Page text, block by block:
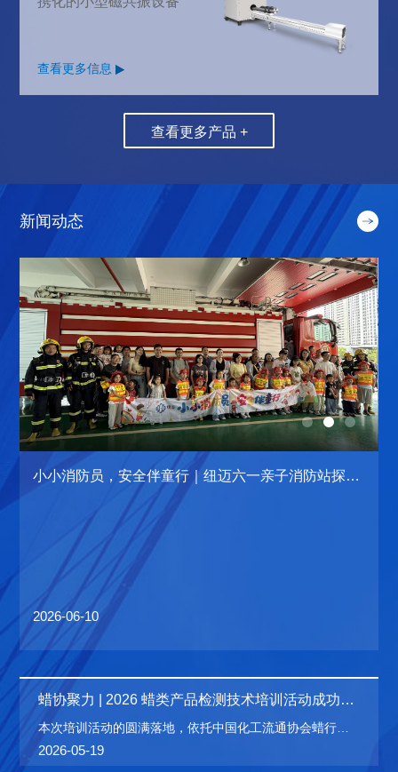
查看更多信息
查看更多产品 +
新闻动态
小小消防员，安全伴童行｜纽迈六一亲子消防站探秘
活动圆满落幕！
2026-06-10
蜡协聚力 | 2026 蜡类产品检测技术培训活动成功举
办 ！低场核磁技术赋能蜡行业质控升级
本次培训活动的圆满落地，依托中国化工流通协会蜡行业
分会的平台优势与统筹引领，不仅为蜡行业企业搭建了专
业互通、技术共享的交流桥梁，也让参训学员直观感受到
2026-05-19